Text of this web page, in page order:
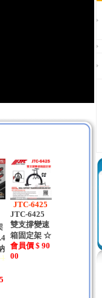
JTC-6425
JTC-6425
雙支撐變速
箱固定架 ☆
達特
會員價 $ 90
00